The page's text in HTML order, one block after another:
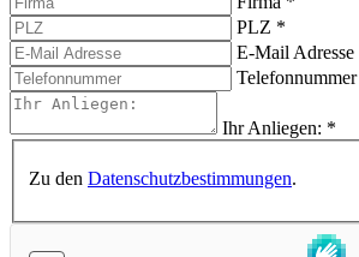
PLZ *
E-Mail Adresse
Telefonnummer
Ihr Anliegen: *
Zu den Datenschutzbestimmungen.